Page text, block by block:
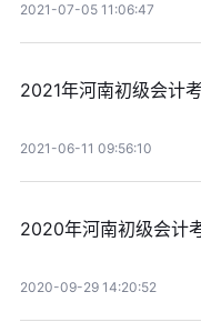
2021-07-05 11:06:47
2021年河南初级会计
2021-06-11 09:56:10
2020年河南初级会计
2020-09-29 14:20:52